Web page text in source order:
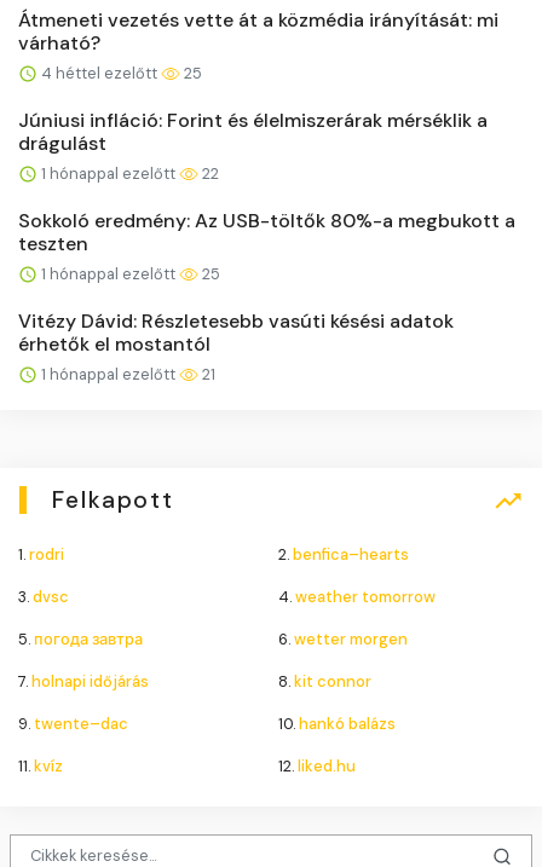
Átmeneti vezetés vette át a közmédia irányítását: mi
várható?
4 héttel ezelőtt 25
Júniusi infláció: Forint és élelmiszerárak mérséklik a
drágulást
1 hónappal ezelőtt 22
Sokkoló eredmény: Az USB-töltők 80%-a megbukott a
teszten
1 hónappal ezelőtt 25
Vitézy Dávid: Részletesebb vasúti késési adatok
érhetők el mostantól
1 hónappal ezelőtt 21
Felkapott
1.rodri 2.benfica–hearts
3.dvsc 4.weather tomorrow
5. погода завтра 6.wetter morgen
7.holnapi időjárás 8.kit connor
9. twente–dac 10.hankó balázs
11.kvíz 12.liked.hu